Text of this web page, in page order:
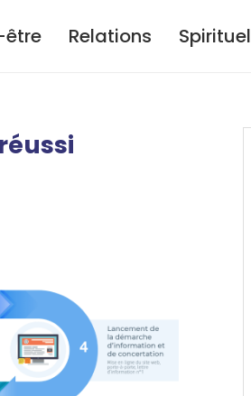
être Relations Spirituel